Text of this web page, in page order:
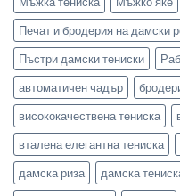
Печат и бродерия на дамски
Пъстри дамски тениски
автоматичен чадър
висококачествена тениска
вталена елегантна тениска
дамска риза
дамска